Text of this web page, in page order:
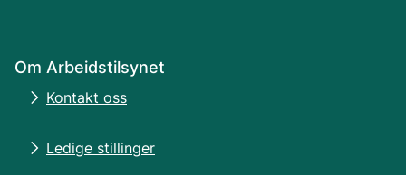
Om Arbeidstilsynet
Kontakt oss
Ledige stillinger